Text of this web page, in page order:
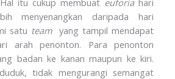
menyenangkan daripada hari
satu team yang tampil mendapat
arah penonton. Para penonton
badan ke kanan maupun ke kiri.
tidak mengurangi semangat